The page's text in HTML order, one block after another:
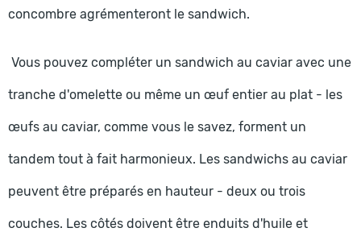
concombre agrémenteront le sandwich.
Vous pouvez compléter un sandwich au caviar avec une
tranche d'omelette ou même un œuf entier au plat - les
œufs au caviar, comme vous le savez, forment un
tandem tout à fait harmonieux. Les sandwichs au caviar
peuvent être préparés en hauteur - deux ou trois
couches. Les côtés doivent être enduits d'huile et